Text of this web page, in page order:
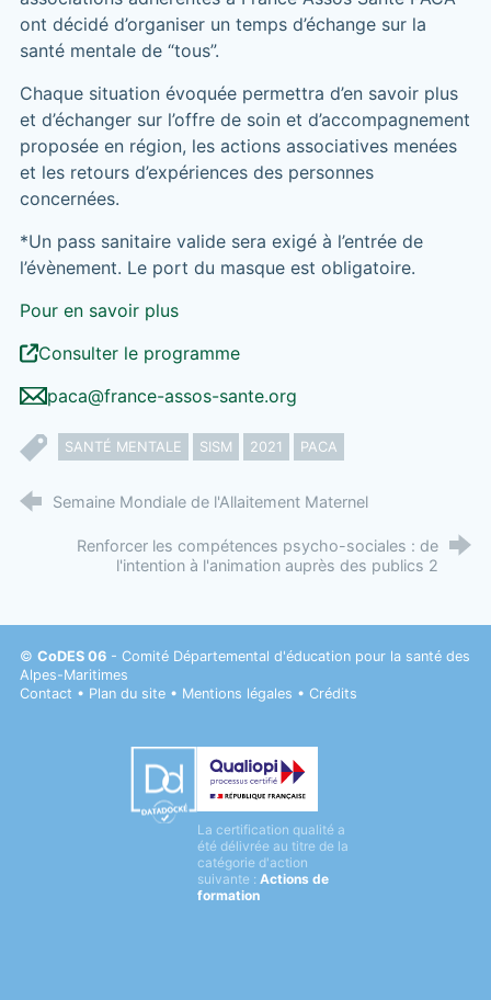
ont décidé d’organiser un temps d’échange sur la
santé mentale de “tous”.
Chaque situation évoquée permettra d’en savoir plus
et d’échanger sur l’offre de soin et d’accompagnement
proposée en région, les actions associatives menées
et les retours d’expériences des personnes
concernées.
*Un pass sanitaire valide sera exigé à l’entrée de
l’évènement. Le port du masque est obligatoire.
Pour en savoir plus
Consulter le programme
paca@france-assos-sante.org
SANTÉ MENTALE SISM 2021 PACA
Semaine Mondiale de l'Allaitement Maternel
Renforcer les compétences psycho-sociales : de
l'intention à l'animation auprès des publics 2
© CoDES 06- Comité Départemental d'éducation pour la santé des
Alpes-Maritimes
Contact • Plan du site• Mentions légales • Crédits
Datadock
Qualiopi
La certification qualité a
été délivrée au titre de la
catégorie d'action
suivante : Actions de
formation